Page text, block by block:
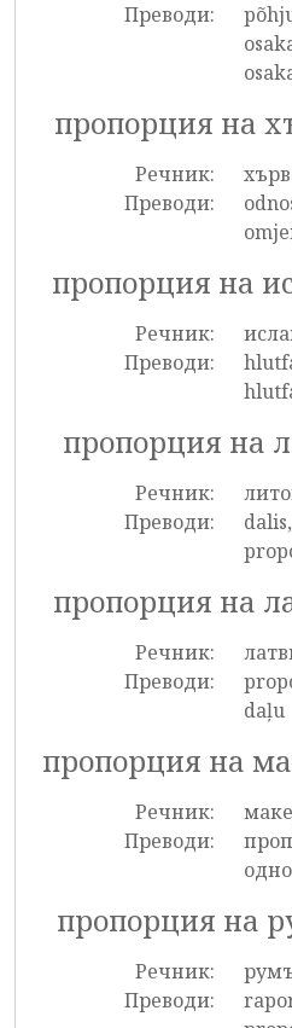
Преводи:
пропорция на
Речник:
Преводи:
пропорция на
Речник:
Преводи:
пропорция на
Речник:
Преводи:
пропорция на
Речник:
Преводи:
daļu
пропорция на
Речник:
Преводи:
пропорция на
Речник:
Преводи: